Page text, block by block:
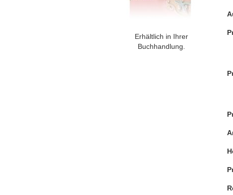
Erhältlich in Ihrer
Buchhandlung.